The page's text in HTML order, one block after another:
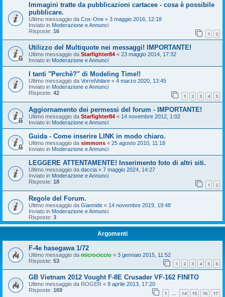
Immagini tratte da pubblicazioni cartacee - cosa è possibile
pubblicare.
Ultimo messaggio da Cox-One « 3 maggio 2016, 12:18
Inviato in Moderazione e Annunci
Risposte: 16 1 2
Utilizzo del Multiquote nei messaggi! IMPORTANTE!
Ultimo messaggio da Starfighter84 « 23 maggio 2014, 17:32
Inviato in Moderazione e Annunci
I tanti "Perchè?" di Modeling Time!!
Ultimo messaggio da VorreiVolare « 4 marzo 2020, 13:45
Inviato in Moderazione e Annunci
Risposte: 42 1 2 3 4 5
Aggiornamento dei permessi del forum - IMPORTANTE!
Ultimo messaggio da Starfighter84 « 14 novembre 2012, 1:02
Inviato in Moderazione e Annunci
Guida - Come inserire LINK in modo chiaro.
Ultimo messaggio da simmons « 25 agosto 2010, 11:18
Inviato in Moderazione e Annunci
LEGGERE ATTENTAMENTE! Inserimento foto di altri siti.
Ultimo messaggio da daccia « 7 maggio 2024, 14:27
Inviato in Moderazione e Annunci
Risposte: 18 1 2
Regole del Forum.
Ultimo messaggio da Giannide « 14 novembre 2019, 19:48
Inviato in Moderazione e Annunci
Risposte: 3
Argomenti
F-4e hasegawa 1/72
Ultimo messaggio da microciccio « 3 gennaio 2015, 11:52
Risposte: 53 1 2 3 4 5 6
GB Vietnam 2012 Vought F-8E Crusader VF-162 FINITO
Ultimo messaggio da ROGER « 9 aprile 2013, 17:20
Risposte: 169 1 … 14 15 16 17